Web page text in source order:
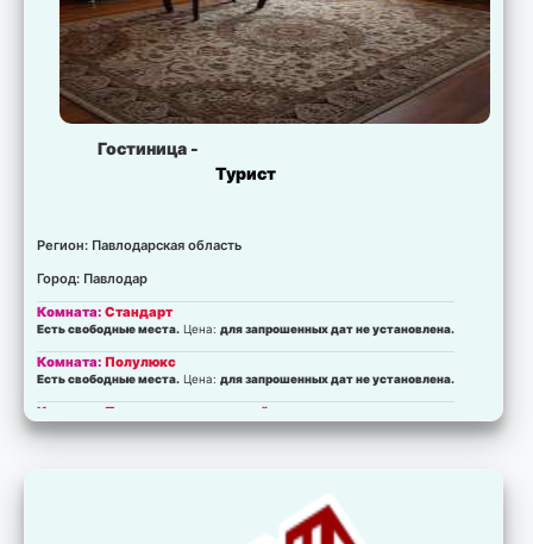
Гостиница -
Турист
Регион: Павлодарская область
Город: Павлодар
Комната:Стандарт
Есть свободные места. Цена:для запрошенных дат не установлена.
Комната:Полулюкс
Есть свободные места. Цена:для запрошенных дат не установлена.
Комната:Полулюкс улучшенный